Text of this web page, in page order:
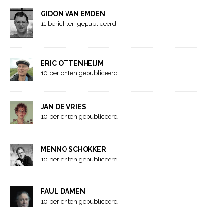
GIDON VAN EMDEN
11 berichten gepubliceerd
ERIC OTTENHEIJM
10 berichten gepubliceerd
JAN DE VRIES
10 berichten gepubliceerd
MENNO SCHOKKER
10 berichten gepubliceerd
PAUL DAMEN
10 berichten gepubliceerd